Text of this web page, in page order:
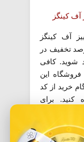
کینگز
آف کینگز
شده می توانید از 25 درصد تخفیف در
شوید. کافی
این
خرید از کد
کنید. برای